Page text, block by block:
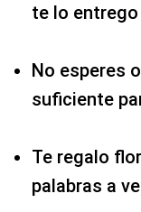
te lo
No esperes
suficiente
Te regalo
palabras a